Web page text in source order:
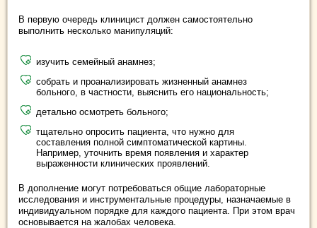
В первую очередь клиницист должен самостоятельно
выполнить несколько манипуляций:
изучить семейный анамнез;
собрать и проанализировать жизненный анамнез
больного, в частности, выяснить его национальность;
детально осмотреть больного;
тщательно опросить пациента, что нужно для
составления полной симптоматической картины.
Например, уточнить время появления и характер
выраженности клинических проявлений.
В дополнение могут потребоваться общие лабораторные
исследования и инструментальные процедуры, назначаемые в
индивидуальном порядке для каждого пациента. При этом врач
основывается на жалобах человека.